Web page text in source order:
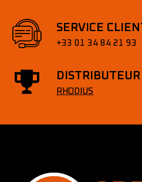
SERVICE
+33 01 34 84 21 93
RHODIUS